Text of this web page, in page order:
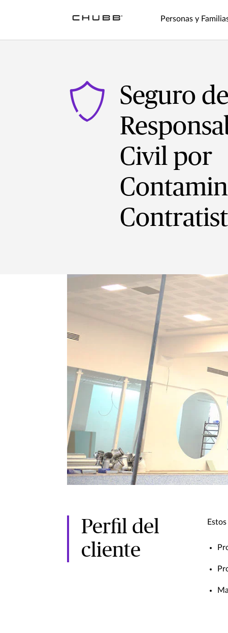
Personas y
Seguro de
Civil por
Perfil del
cliente